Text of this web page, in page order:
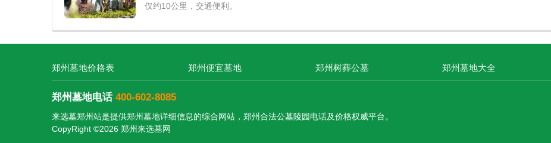
仅约10公里，交通便利。
郑州墓地价格表 郑州便宜墓地 郑州树葬公墓 郑州墓地大全
郑州墓地电话 400-602-8085
来选墓郑州站是提供郑州墓地详细信息的综合网站，郑州合法公墓陵园电话及价格权威平台。
CopyRight ©2026 郑州来选墓网